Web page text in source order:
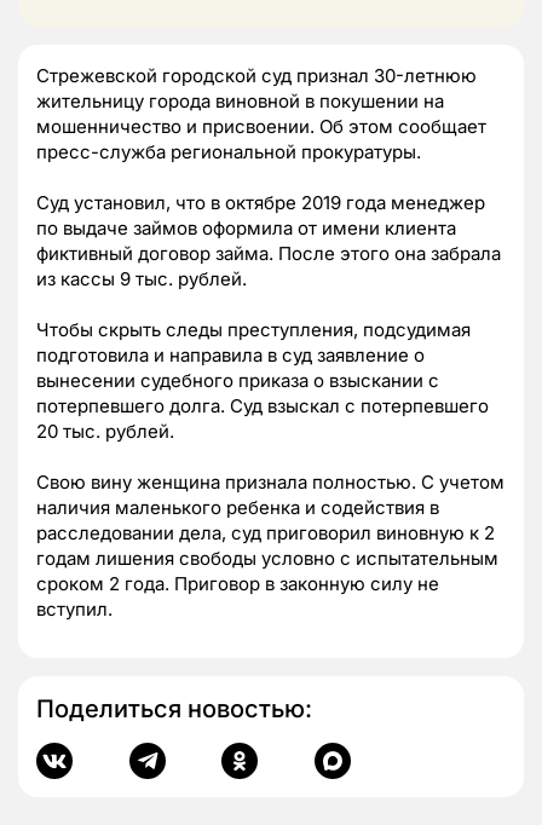
Стрежевской городской суд признал 30-летнюю
жительницу города виновной в покушении на
мошенничество и присвоении. Об этом сообщает
пресс-служба региональной прокуратуры.
Суд установил, что в октябре 2019 года менеджер
по выдаче займов оформила от имени клиента
фиктивный договор займа. После этого она забрала
из кассы 9 тыс. рублей.
Чтобы скрыть следы преступления, подсудимая
подготовила и направила в суд заявление о
вынесении судебного приказа о взыскании с
потерпевшего долга. Суд взыскал с потерпевшего
20 тыс. рублей.
Свою вину женщина признала полностью. С учетом
наличия маленького ребенка и содействия в
расследовании дела, суд приговорил виновную к 2
годам лишения свободы условно с испытательным
сроком 2 года. Приговор в законную силу не
вступил.
Поделиться новостью: